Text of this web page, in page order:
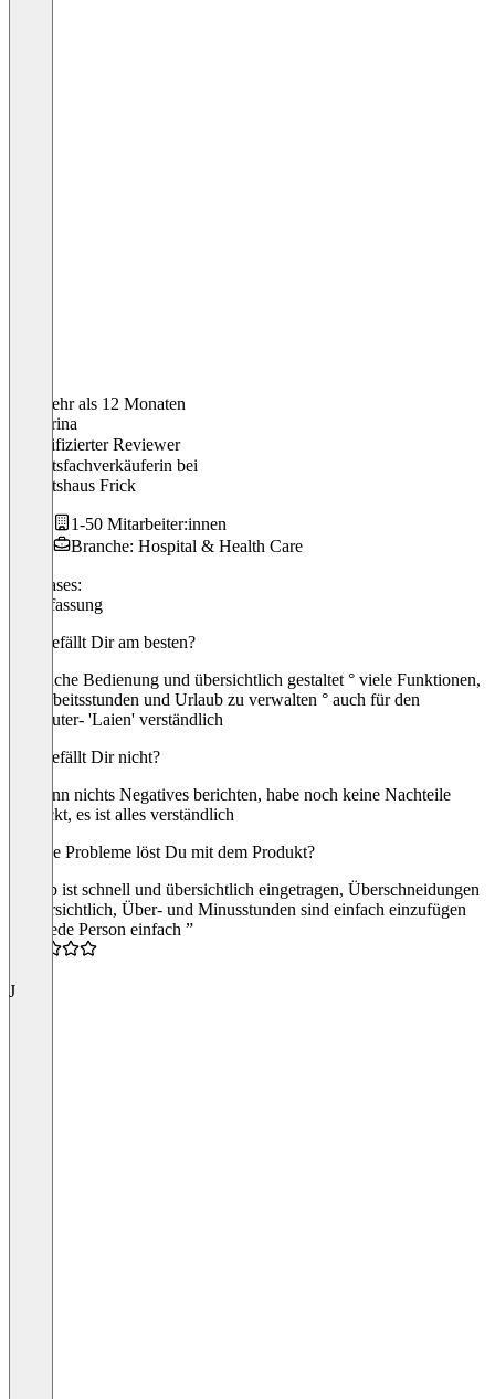
Vor mehr als 12 Monaten
Katharina
Verifizierter Reviewer
Sanitätsfachverkäuferin bei
Sanitätshaus Frick
1-50 Mitarbeiter:innen
Branche: Hospital & Health Care
Use cases:
Zeiterfassung
Was gefällt Dir am besten?
° einfache Bedienung und übersichtlich gestaltet ° viele Funktionen,
um Arbeitsstunden und Urlaub zu verwalten ° auch für den
Computer- 'Laien' verständlich
Was gefällt Dir nicht?
Ich kann nichts Negatives berichten, habe noch keine Nachteile
entdeckt, es ist alles verständlich
Welche Probleme löst Du mit dem Produkt?
Urlaub ist schnell und übersichtlich eingetragen, Überschneidungen
sind ersichtlich, Über- und Minusstunden sind einfach einzufügen
“Für jede Person einfach ”
J